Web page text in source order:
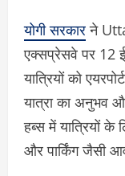
योगी सरकारने
एक्सप्रेसवे पर 12
यात्रियों को
यात्रा का अनुभव
हब्स में यात्रियों के
और पार्किंग जैसी